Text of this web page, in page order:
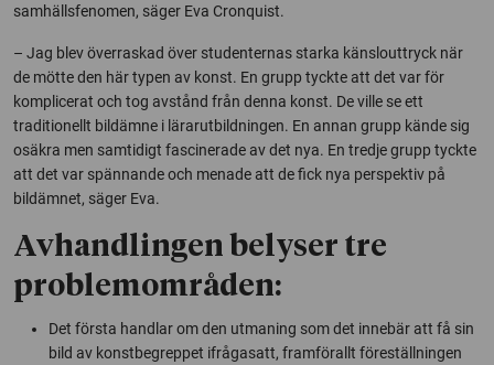
samhällsfenomen, säger Eva Cronquist.
– Jag blev överraskad över studenternas starka känslouttryck när
de mötte den här typen av konst. En grupp tyckte att det var för
komplicerat och tog avstånd från denna konst. De ville se ett
traditionellt bildämne i lärarutbildningen. En annan grupp kände sig
osäkra men samtidigt fascinerade av det nya. En tredje grupp tyckte
att det var spännande och menade att de fick nya perspektiv på
bildämnet, säger Eva.
Avhandlingen belyser tre
problemområden:
Det första handlar om den utmaning som det innebär att få sin
bild av konstbegreppet ifrågasatt, framförallt föreställningen